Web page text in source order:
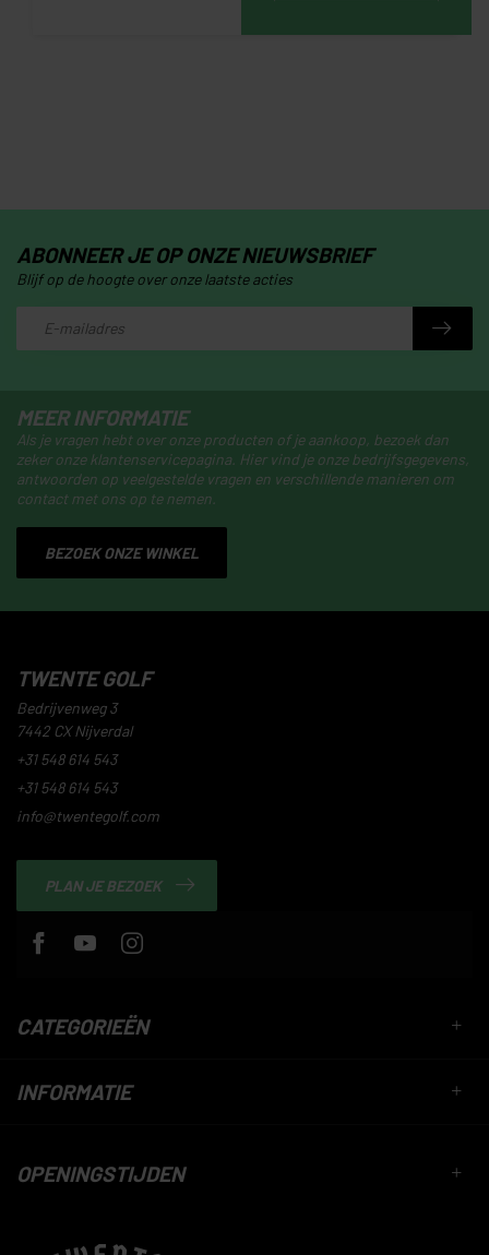
MEER INFORMATIE
Als je vragen hebt over onze producten of je aankoop, bezoek dan
zeker onze klantenservicepagina. Hier vind je onze bedrijfsgegevens,
antwoorden op veelgestelde vragen en verschillende manieren om
contact met ons op te nemen.
BEZOEK ONZE WINKEL
ABONNEER JE OP ONZE NIEUWSBRIEF
Blijf op de hoogte over onze laatste acties
TWENTE GOLF
Bedrijvenweg 3
7442 CX Nijverdal
+31 548 614 543
+31 548 614 543
info@twentegolf.com
PLAN JE BEZOEK
CATEGORIEËN
INFORMATIE
OPENINGSTIJDEN